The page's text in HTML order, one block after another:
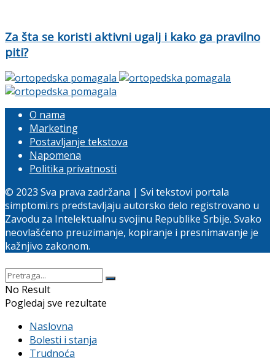
Za šta se koristi aktivni ugalj i kako ga pravilno
piti?
O nama
Marketing
Postavljanje tekstova
Napomena
Politika privatnosti
© 2023 Sva prava zadržana | Svi tekstovi portala
simptomi.rs predstavljaju autorsko delo registrovano u
Zavodu za Intelektualnu svojinu Republike Srbije. Svako
neovlašćeno preuzimanje, kopiranje i presnimavanje je
kažnjivo zakonom.
No Result
Pogledaj sve rezultate
Naslovna
Bolesti i stanja
Trudnoća